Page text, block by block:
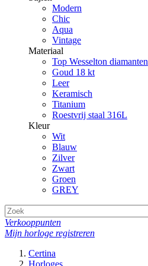
Modern
Chic
Aqua
Vintage
Materiaal
Top Wesselton diamanten
Goud 18 kt
Leer
Keramisch
Titanium
Roestvrij staal 316L
Kleur
Wit
Blauw
Zilver
Zwart
Groen
GREY
Verkooppunten
Mijn horloge registreren
Certina
Horloges